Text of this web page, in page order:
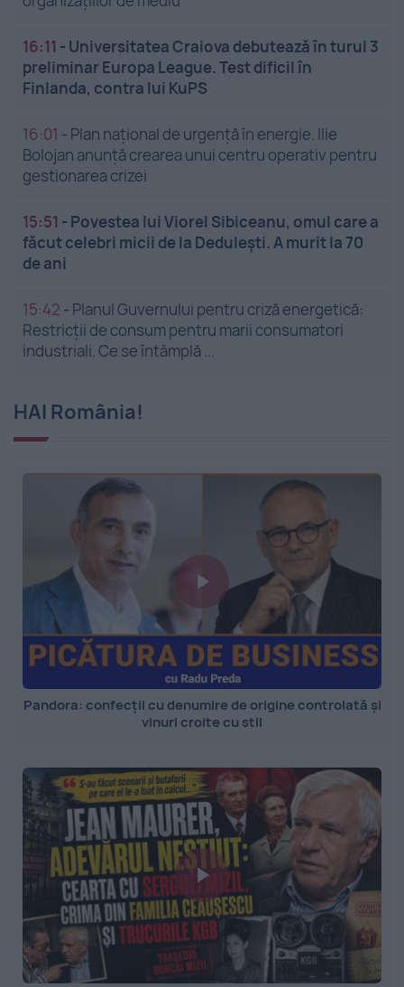
16:11 - Universitatea Craiova debutează în turul 3
preliminar Europa League. Test dificil în
Finlanda, contra lui KuPS
16:01 - Plan național de urgență în energie. Ilie
Bolojan anunță crearea unui centru operativ pentru
gestionarea crizei
15:51 - Povestea lui Viorel Sibiceanu, omul care a
făcut celebri micii de la Dedulești. A murit la 70
de ani
15:42 - Planul Guvernului pentru criză energetică:
Restricții de consum pentru marii consumatori
industriali. Ce se întâmplă ...
HAI România!
Pandora: confecții cu denumire de origine controlată și
vinuri croite cu stil